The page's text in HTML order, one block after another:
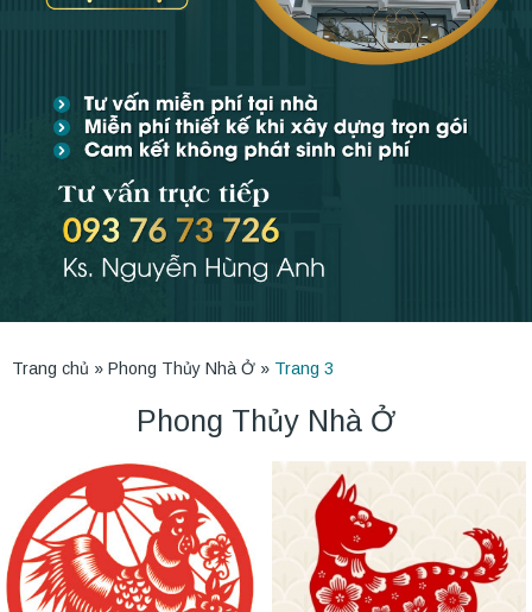
Trang chủ » Phong Thủy Nhà Ở » Trang 3
Phong Thủy Nhà Ở